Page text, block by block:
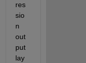
res
sio
n
out
put
lay